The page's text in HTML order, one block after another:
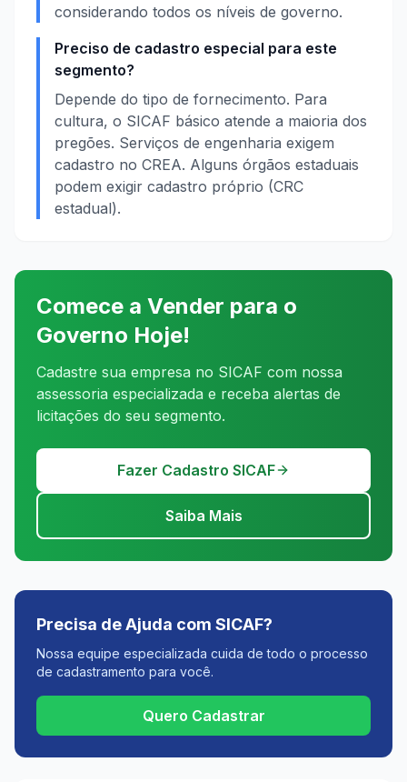
considerando todos os níveis de governo.
Preciso de cadastro especial para este
segmento?
Depende do tipo de fornecimento. Para
cultura, o SICAF básico atende a maioria dos
pregões. Serviços de engenharia exigem
cadastro no CREA. Alguns órgãos estaduais
podem exigir cadastro próprio (CRC
estadual).
Comece a Vender para o
Governo Hoje!
Cadastre sua empresa no SICAF com nossa
assessoria especializada e receba alertas de
licitações do seu segmento.
Fazer Cadastro SICAF
Saiba Mais
Precisa de Ajuda com SICAF?
Nossa equipe especializada cuida de todo o processo
de cadastramento para você.
Quero Cadastrar